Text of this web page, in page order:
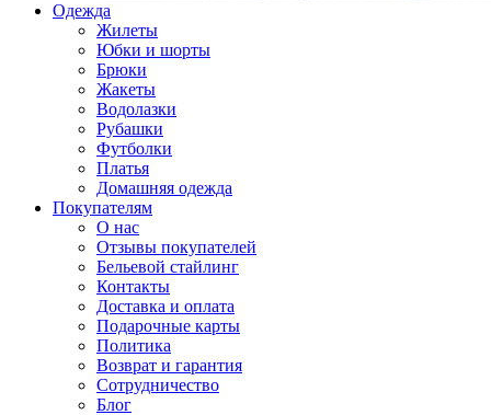
Одежда
Жилеты
Юбки и шорты
Брюки
Жакеты
Водолазки
Рубашки
Футболки
Платья
Домашняя одежда
Покупателям
О нас
Отзывы покупателей
Бельевой стайлинг
Контакты
Доставка и оплата
Подарочные карты
Политика
Возврат и гарантия
Сотрудничество
Блог